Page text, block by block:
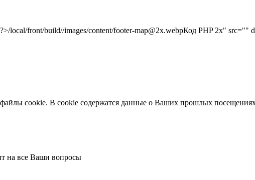
/local/front/build//images/content/footer-map@2x.webpКод PHP2x" src=""
cookie. В cookie содержатся данные о Ваших прошлых
на все Ваши вопросы